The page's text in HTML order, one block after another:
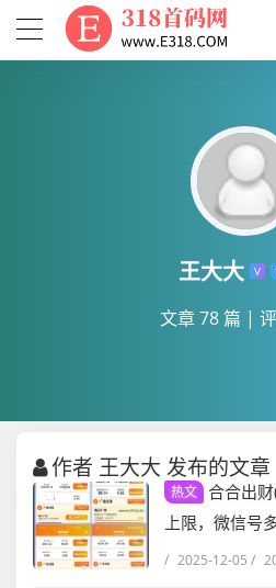
王大大 V
文章 78 篇 |
作者 王大大 发布的文章
热文 合合出
上限，微信号
/ 2025-12-05 /